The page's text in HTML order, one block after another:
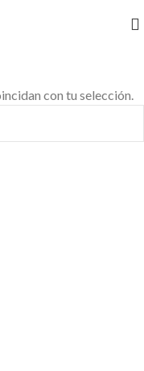
con tu selección.